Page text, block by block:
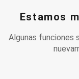
Estamos
Algunas funciones